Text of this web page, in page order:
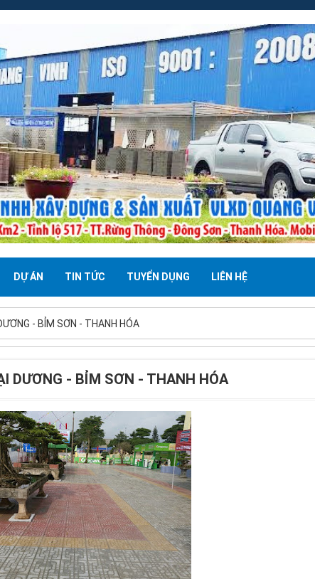
DỰ ÁN TIN TỨC TUYỂN DỤNG LIÊN HỆ
- BỈM SƠN - THANH HÓA
DƯƠNG - BỈM SƠN - THANH HÓA